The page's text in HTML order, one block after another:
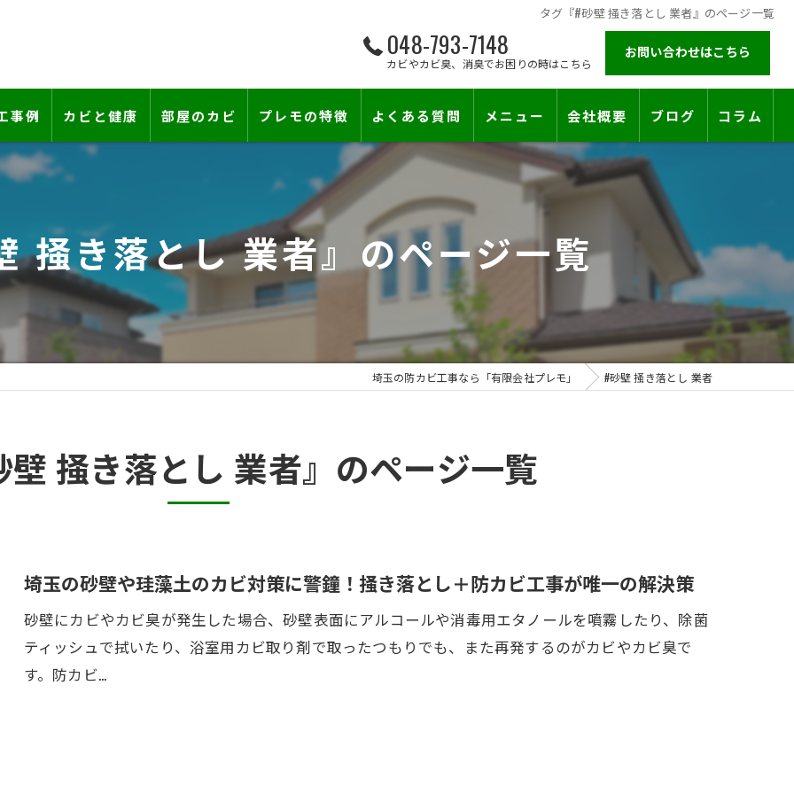
タグ『#砂壁 掻き落とし 業者』のページ一覧
048-793-7148
カビやカビ臭、消臭でお困りの時はこちら
お問い合わせはこちら
―
事例 カビと健康 部屋のカビ
壁紙下地防カビ工事
壁紙カビ・壁紙下地のカビ
カビと結露対策
カビ臭い部屋
砂壁・珪藻土のカビ
プレモの特徴
床下のカビ
建築中のカビ
漏水事故のカビ
雨漏りによるカビ
コンクリートのカビ
部屋の除菌消臭
よくある質問 メニュー 会社概要
施工対応エリア
ブログ コラム
掻き落とし 業者』のページ一覧
埼玉の防カビ工事なら「有限会社プレモ」 #砂壁 掻き落とし 業者
掻き落とし 業者』のページ一覧
埼玉の砂壁や珪藻土のカビ対策に警鐘！掻き落とし＋防カビ工事が唯一の解決策
砂壁にカビやカビ臭が発生した場合、砂壁表面にアルコールや消毒用エタノールを噴霧したり、除菌
ティッシュで拭いたり、浴室用カビ取り剤で取ったつもりでも、また再発するのがカビやカビ臭で
す。防カビ…